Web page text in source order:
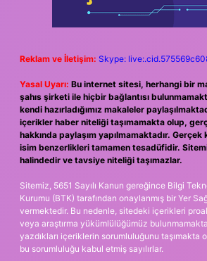
Reklam ve İletişim: Skype:
Yasal Uyarı: Bu internet sitesi, herhangi bir
şahıs şirketi ile hiçbir bağlantısı
kendi hazırladığımız makaleler
içerikler haber niteliği taşımamakta olup,
hakkında paylaşım yapılmamaktadır.
isim benzerlikleri tamamen tesadüfidir.
halindedir ve tavsiye niteliği taşımazlar.
Sitemiz, 5651 Sayılı Kanun gereğince Bilgi
Kurumu (BTK) tarafından onaylanmış bir Yer
vermektedir. Bu nedenle, sitedeki içerikleri
veya araştırma yükümlülüğümüz
yazdıkları içeriklerin sorumluluğunu taşımakta
bu sorumluluğu kabul etmiş sayılırlar.